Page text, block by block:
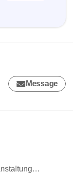
Message
DJ IVO · Ihr VeranstaltungsOrganisator